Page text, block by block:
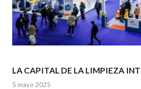
LA CAPITAL DE LA LIMPIEZA
5 mayo 2025